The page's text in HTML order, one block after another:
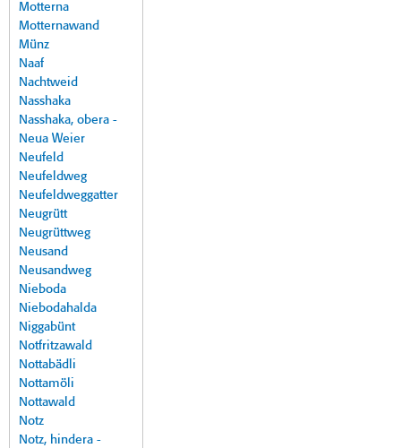
Motterna
Motternawand
Münz
Naaf
Nachtweid
Nasshaka
Nasshaka, obera -
Neua Weier
Neufeld
Neufeldweg
Neufeldweggatter
Neugrütt
Neugrüttweg
Neusand
Neusandweg
Nieboda
Niebodahalda
Niggabünt
Notfritzawald
Nottabädli
Nottamöli
Nottawald
Notz
Notz, hindera -